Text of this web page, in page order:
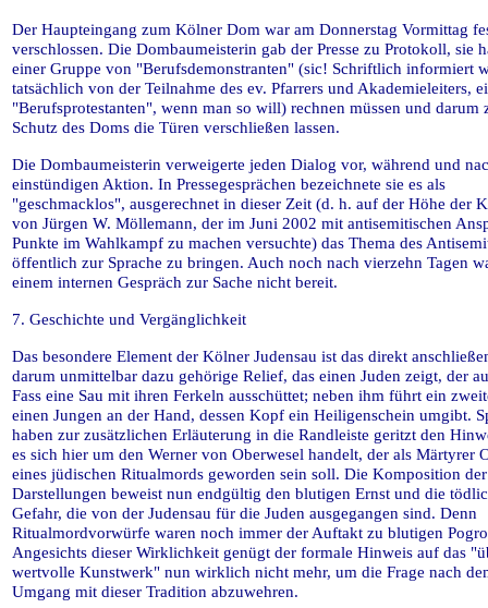
Der Haupteingang zum Kölner Dom war am Donnerstag Vormittag
verschlossen. Die Dombaumeisterin gab der Presse zu Protokoll, sie
einer Gruppe von "Berufsdemonstranten" (sic! Schriftlich informiert
tatsächlich von der Teilnahme des ev. Pfarrers und Akademieleiters,
"Berufsprotestanten", wenn man so will) rechnen müssen und darum
Schutz des Doms die Türen verschließen lassen.
Die Dombaumeisterin verweigerte jeden Dialog vor, während und
einstündigen Aktion. In Pressegesprächen bezeichnete sie es als
"geschmacklos", ausgerechnet in dieser Zeit (d. h. auf der Höhe der
von Jürgen W. Möllemann, der im Juni 2002 mit antisemitischen
Punkte im Wahlkampf zu machen versuchte) das Thema des
öffentlich zur Sprache zu bringen. Auch noch nach vierzehn Tagen
einem internen Gespräch zur Sache nicht bereit.
7. Geschichte und Vergänglichkeit
Das besondere Element der Kölner Judensau ist das direkt
darum unmittelbar dazu gehörige Relief, das einen Juden zeigt, der
Fass eine Sau mit ihren Ferkeln ausschüttet; neben ihm führt ein
einen Jungen an der Hand, dessen Kopf ein Heiligenschein umgibt.
haben zur zusätzlichen Erläuterung in die Randleiste geritzt den
es sich hier um den Werner von Oberwesel handelt, der als Märtyrer
eines jüdischen Ritualmords geworden sein soll. Die Komposition
Darstellungen beweist nun endgültig den blutigen Ernst und die
Gefahr, die von der Judensau für die Juden ausgegangen sind. Denn
Ritualmordvorwürfe waren noch immer der Auftakt zu blutigen
Angesichts dieser Wirklichkeit genügt der formale Hinweis auf das
wertvolle Kunstwerk" nun wirklich nicht mehr, um die Frage nach
Umgang mit dieser Tradition abzuwehren.